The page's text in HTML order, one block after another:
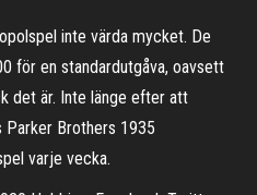
inte värda mycket. De
för en standardutgåva, oavsett
det är. Inte länge efter att
Brothers 1935
varje vecka.